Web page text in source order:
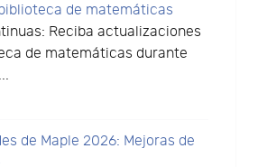
de matemáticas
Reciba actualizaciones
de matemáticas durante
de Maple 2026: Mejoras de